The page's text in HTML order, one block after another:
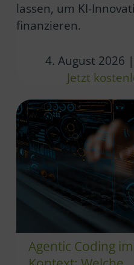
lassen, um KI-
finanzieren.
4. August 2026
Jetzt
Agentic Coding